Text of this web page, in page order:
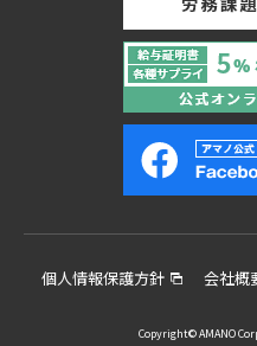
個人情報保護方針 会社概
Copyright© AMANO